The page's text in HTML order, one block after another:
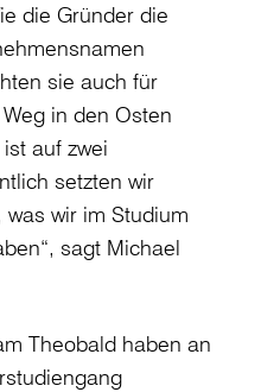
die Gründer die
sie auch für
in den Osten
auf zwei
setzten wir
wir im Studium
sagt Michael
Theobald haben an